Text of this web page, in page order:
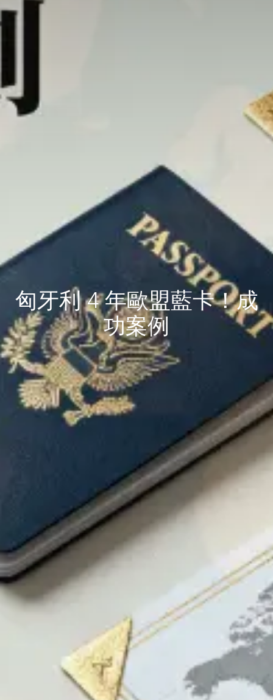
匈牙利 4 年歐盟藍卡！成
功案例